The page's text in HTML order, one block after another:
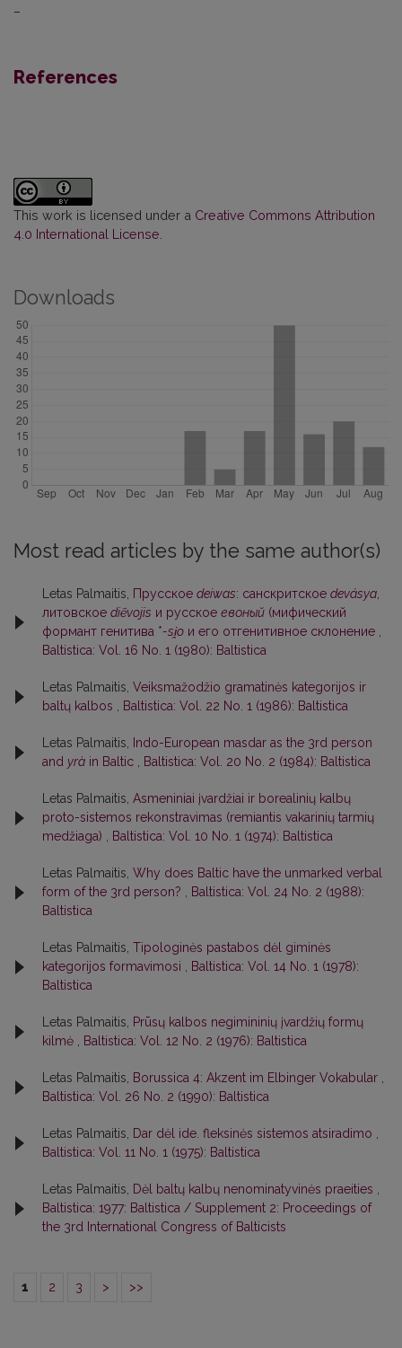
–
References
This work is licensed under a Creative Commons Attribution
4.0 International License
Downloads
Most read articles by the same author(s)
Letas Palmaitis, Прусское deiwas: санскритское devásya,
литовское diẽvojis и русское евоный (мифический
формант генитива *-si̯o и его отгенитивное склонение ,
Baltistica: Vol. 16 No. 1 (1980): Baltistica
Letas Palmaitis, Veiksmažodžio gramatinės kategorijos ir
baltų kalbos , Baltistica: Vol. 22 No. 1 (1986): Baltistica
Letas Palmaitis, Indo-European masdar as the 3rd person
and yrà in Baltic , Baltistica: Vol. 20 No. 2 (1984): Baltistica
Letas Palmaitis, Asmeniniai įvardžiai ir borealinių kalbų
proto-sistemos rekonstravimas (remiantis vakarinių tarmių
medžiaga) , Baltistica: Vol. 10 No. 1 (1974): Baltistica
Letas Palmaitis, Why does Baltic have the unmarked verbal
form of the 3rd person? , Baltistica: Vol. 24 No. 2 (1988):
Baltistica
Letas Palmaitis, Tipologinės pastabos dėl giminės
kategorijos formavimosi , Baltistica: Vol. 14 No. 1 (1978):
Baltistica
Letas Palmaitis, Prūsų kalbos negimininių įvardžių formų
kilmė , Baltistica: Vol. 12 No. 2 (1976): Baltistica
Letas Palmaitis, Borussica 4: Akzent im Elbinger Vokabular ,
Baltistica: Vol. 26 No. 2 (1990): Baltistica
Letas Palmaitis, Dar dėl ide. fleksinės sistemos atsiradimo ,
Baltistica: Vol. 11 No. 1 (1975): Baltistica
Letas Palmaitis, Dėl baltų kalbų nenominatyvinės praeities ,
Baltistica: 1977: Baltistica / Supplement 2: Proceedings of
the 3rd International Congress of Balticists
1 2 3 > >>